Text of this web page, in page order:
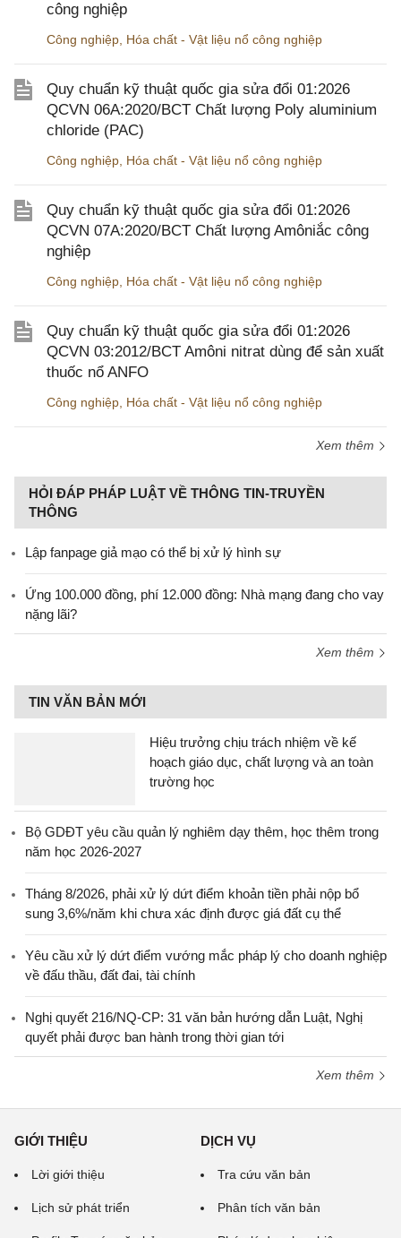
công nghiệp
Công nghiệp Hóa chất - Vật liệu nổ công nghiệp
Quy chuẩn kỹ thuật quốc gia sửa đổi 01:2026
QCVN 06A:2020/BCT Chất lượng Poly aluminium
chloride (PAC)
Công nghiệp Hóa chất - Vật liệu nổ công nghiệp
Quy chuẩn kỹ thuật quốc gia sửa đổi 01:2026
QCVN 07A:2020/BCT Chất lượng Amôniắc công
nghiệp
Công nghiệp Hóa chất - Vật liệu nổ công nghiệp
Quy chuẩn kỹ thuật quốc gia sửa đổi 01:2026
QCVN 03:2012/BCT Amôni nitrat dùng để sản xuất
thuốc nổ ANFO
Công nghiệp Hóa chất - Vật liệu nổ công nghiệp
Xem thêm
HỎI ĐÁP PHÁP LUẬT VỀ THÔNG TIN-TRUYỀN
THÔNG
Lập fanpage giả mạo có thể bị xử lý hình sự
Ứng 100.000 đồng, phí 12.000 đồng: Nhà mạng đang cho vay
nặng lãi?
Xem thêm
TIN VĂN BẢN MỚI
Hiệu trưởng chịu trách nhiệm về kế
hoạch giáo dục, chất lượng và an toàn
trường học
Bộ GDĐT yêu cầu quản lý nghiêm dạy thêm, học thêm trong
năm học 2026-2027
Tháng 8/2026, phải xử lý dứt điểm khoản tiền phải nộp bổ
sung 3,6%/năm khi chưa xác định được giá đất cụ thể
Yêu cầu xử lý dứt điểm vướng mắc pháp lý cho doanh nghiệp
về đấu thầu, đất đai, tài chính
Nghị quyết 216/NQ-CP: 31 văn bản hướng dẫn Luật, Nghị
quyết phải được ban hành trong thời gian tới
Xem thêm
GIỚI THIỆU
Lời giới thiệu
Lịch sử phát triển
DỊCH VỤ
Tra cứu văn bản
Phân tích văn bản